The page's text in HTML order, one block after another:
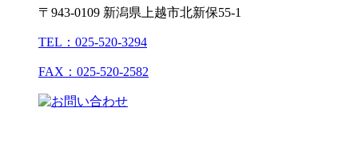
〒943-0109 新潟県上越市北新保55-1
TEL：025-520-3294
FAX：025-520-2582